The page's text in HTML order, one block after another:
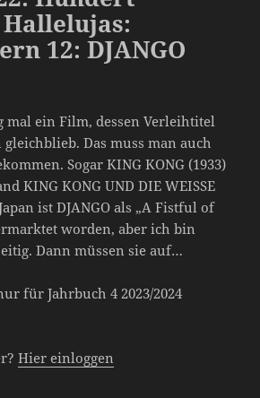
12: DJANGO
mal ein Film, dessen Verleihtitel
Das muss man auch
Sogar KING KONG (1933)
KING KONG UND DIE WEISSE
ist DJANGO als „A Fistful of
worden, aber ich bin
Dann müssen sie auf…
für Jahrbuch 4 2023/2024
Hier einloggen